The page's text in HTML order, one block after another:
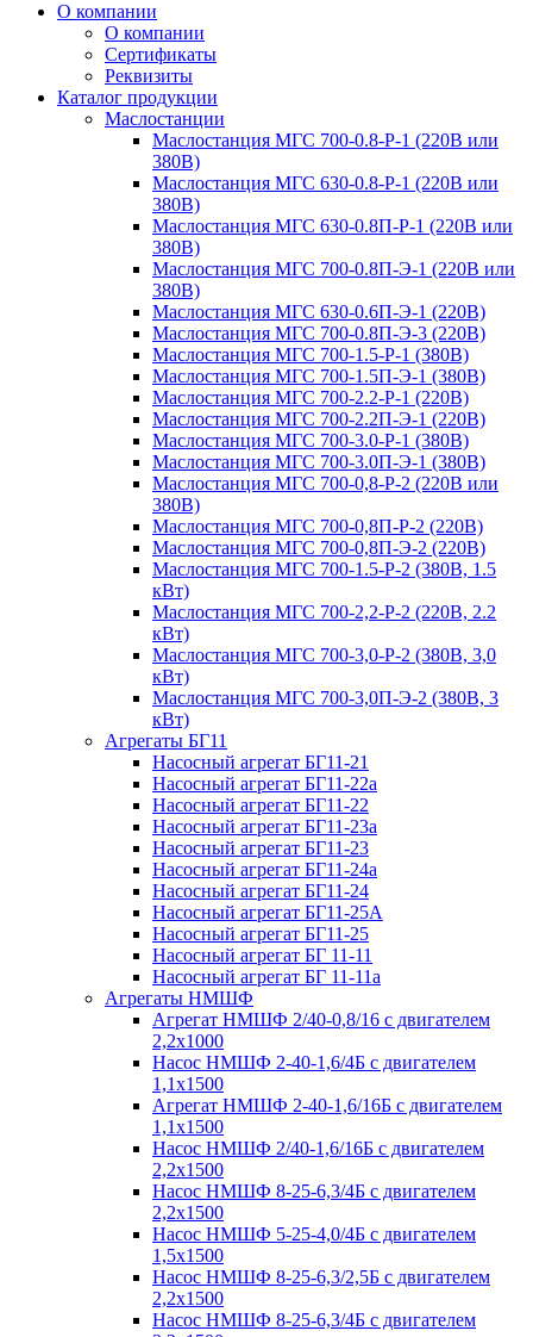
О компании
О компании
Сертификаты
Реквизиты
Каталог продукции
Маслостанции
Маслостанция МГС 700-0.8-Р-1 (220В или
380В)
Маслостанция МГС 630-0.8-Р-1 (220В или
380В)
Маслостанция МГС 630-0.8П-Р-1 (220В или
380В)
Маслостанция МГС 700-0.8П-Э-1 (220В или
380В)
Маслостанция МГС 630-0.6П-Э-1 (220В)
Маслостанция МГС 700-0.8П-Э-3 (220В)
Маслостанция МГС 700-1.5-Р-1 (380В)
Маслостанция МГС 700-1.5П-Э-1 (380В)
Маслостанция МГС 700-2.2-Р-1 (220В)
Маслостанция МГС 700-2.2П-Э-1 (220В)
Маслостанция МГС 700-3.0-Р-1 (380В)
Маслостанция МГС 700-3.0П-Э-1 (380В)
Маслостанция МГС 700-0,8-Р-2 (220В или
380В)
Маслостанция МГС 700-0,8П-Р-2 (220В)
Маслостанция МГС 700-0,8П-Э-2 (220В)
Маслостанция МГС 700-1.5-Р-2 (380В, 1.5
кВт)
Маслостанция МГС 700-2,2-Р-2 (220В, 2.2
кВт)
Маслостанция МГС 700-3,0-Р-2 (380В, 3,0
кВт)
Маслостанция МГС 700-3,0П-Э-2 (380В, 3
кВт)
Агрегаты БГ11
Насосный агрегат БГ11-21
Насосный агрегат БГ11-22а
Насосный агрегат БГ11-22
Насосный агрегат БГ11-23а
Насосный агрегат БГ11-23
Насосный агрегат БГ11-24а
Насосный агрегат БГ11-24
Насосный агрегат БГ11-25А
Насосный агрегат БГ11-25
Насосный агрегат БГ 11-11
Насосный агрегат БГ 11-11а
Агрегаты НМШФ
Агрегат НМШФ 2/40-0,8/16 с двигателем
2,2х1000
Насос НМШФ 2-40-1,6/4Б с двигателем
1,1х1500
Агрегат НМШФ 2-40-1,6/16Б с двигателем
1,1х1500
Насос НМШФ 2/40-1,6/16Б с двигателем
2,2х1500
Насос НМШФ 8-25-6,3/4Б с двигателем
2,2х1500
Насос НМШФ 5-25-4,0/4Б с двигателем
1,5х1500
Насос НМШФ 8-25-6,3/2,5Б с двигателем
2,2х1500
Насос НМШФ 8-25-6,3/4Б с двигателем